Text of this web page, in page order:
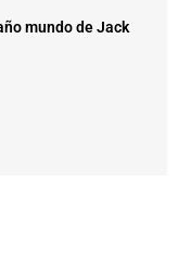
mundo de Jack